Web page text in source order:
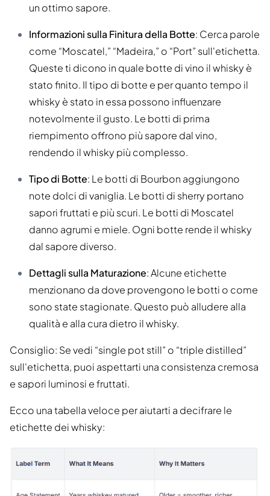
un ottimo sapore.
Informazioni sulla Finitura della Botte: Cerca parole
come “Moscatel,” “Madeira,” o “Port” sull'etichetta.
Queste ti dicono in quale botte di vino il whisky è
stato finito. Il tipo di botte e per quanto tempo il
whisky è stato in essa possono influenzare
notevolmente il gusto. Le botti di prima
riempimento offrono più sapore dal vino,
rendendo il whisky più complesso.
Tipo di Botte: Le botti di Bourbon aggiungono
note dolci di vaniglia. Le botti di sherry portano
sapori fruttati e più scuri. Le botti di Moscatel
danno agrumi e miele. Ogni botte rende il whisky
dal sapore diverso.
Dettagli sulla Maturazione: Alcune etichette
menzionano da dove provengono le botti o come
sono state stagionate. Questo può alludere alla
qualità e alla cura dietro il whisky.
Consiglio: Se vedi “single pot still” o “triple distilled”
sull'etichetta, puoi aspettarti una consistenza cremosa
e sapori luminosi e fruttati.
Ecco una tabella veloce per aiutarti a decifrare le
etichette dei whisky: